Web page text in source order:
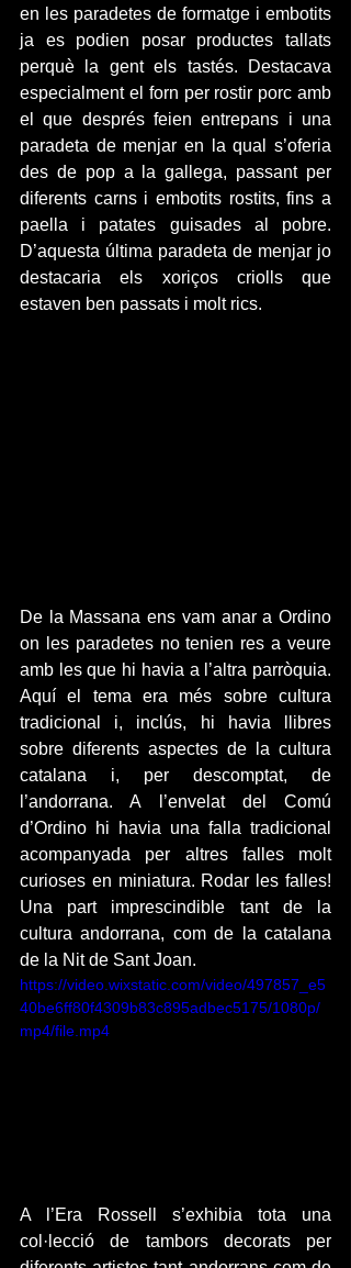
en les paradetes de formatge i embotits
ja es podien posar productes tallats
perquè la gent els tastés. Destacava
especialment el forn per rostir porc amb
el que després feien entrepans i una
paradeta de menjar en la qual s’oferia
des de pop a la gallega, passant per
diferents carns i embotits rostits, fins a
paella i patates guisades al pobre.
D’aquesta última paradeta de menjar jo
destacaria els xoriços criolls que
estaven ben passats i molt rics.
De la Massana ens vam anar a Ordino
on les paradetes no tenien res a veure
amb les que hi havia a l’altra parròquia.
Aquí el tema era més sobre cultura
tradicional i, inclús, hi havia llibres
sobre diferents aspectes de la cultura
catalana i, per descomptat, de
l’andorrana. A l’envelat del Comú
d’Ordino hi havia una falla tradicional
acompanyada per altres falles molt
curioses en miniatura. Rodar les falles!
Una part imprescindible tant de la
cultura andorrana, com de la catalana
de la Nit de Sant Joan.
https://video.wixstatic.com/video/497857_e5
40be6ff80f4309b83c895adbec5175/1080p/
mp4/file.mp4
A l’Era Rossell s’exhibia tota una
col·lecció de tambors decorats per